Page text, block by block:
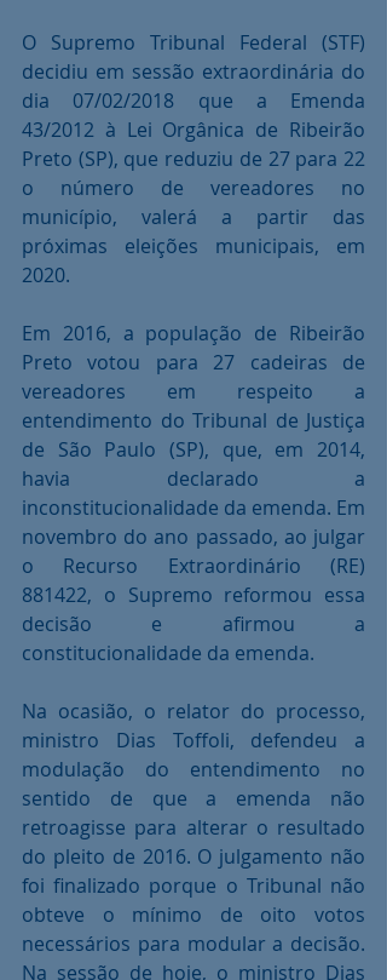
O Supremo Tribunal Federal (STF)
decidiu em sessão extraordinária do
dia 07/02/2018 que a Emenda
43/2012 à Lei Orgânica de Ribeirão
Preto (SP), que reduziu de 27 para 22
o número de vereadores no
município, valerá a partir das
próximas eleições municipais, em
2020.
Em 2016, a população de Ribeirão
Preto votou para 27 cadeiras de
vereadores em respeito a
entendimento do Tribunal de Justiça
de São Paulo (SP), que, em 2014,
havia declarado a
inconstitucionalidade da emenda. Em
novembro do ano passado, ao julgar
o Recurso Extraordinário (RE)
881422, o Supremo reformou essa
decisão e afirmou a
constitucionalidade da emenda.
Na ocasião, o relator do processo,
ministro Dias Toffoli, defendeu a
modulação do entendimento no
sentido de que a emenda não
retroagisse para alterar o resultado
do pleito de 2016. O julgamento não
foi finalizado porque o Tribunal não
obteve o mínimo de oito votos
necessários para modular a decisão.
Na sessão de hoje, o ministro Dias